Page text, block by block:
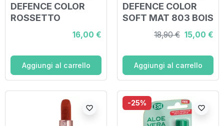
DEFENCE COLOR
ROSSETTO
SEMITRASPARENTE
LIPSHINE N 208
16,00 €
Aggiungi al carrello
DEFENCE COLOR
SOFT MAT 803 BOIS
DE ROSE scad
30/04/2026
18,90 € 15,00 €
Aggiungi al carrello
favorite_border
-25%
favorite_border